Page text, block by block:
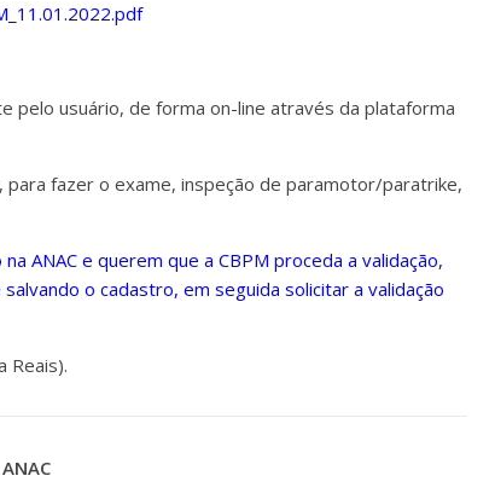
pelo usuário, de forma on-line através da plataforma
, para fazer o exame, inspeção de paramotor/paratrike,
ANAC e querem que a CBPM proceda a validação,
o cadastro, em seguida solicitar a validação
Reais).